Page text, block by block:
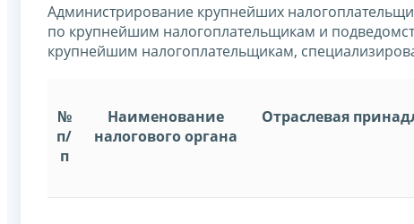
Администрирование крупнейших
по крупнейшим налогоплательщикам и
крупнейшим налогоплательщикам,
№
п/
п
Наименование
налогового органа
Отраслевая